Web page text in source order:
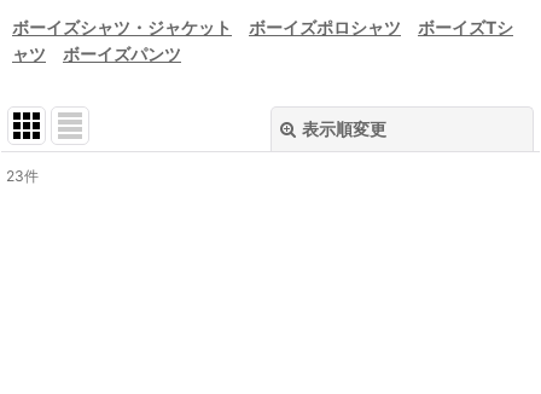
ボーイズシャツ・ジャケット ボーイズポロシャツ
ボーイズTシ
ャツ
ボーイズパンツ
表示順変更
23件